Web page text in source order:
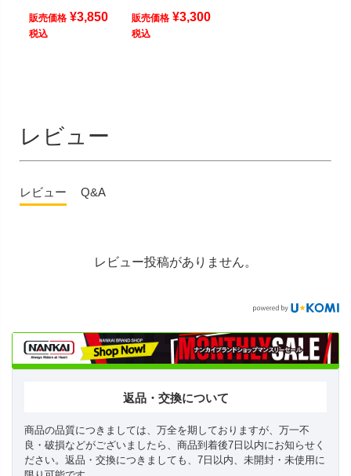
販売価格 ¥3,850
税込
販売価格 ¥3,300
税込
レビュー
レビュー Q&A
レビュー投稿がありません。
返品・交換について
商品の品質につきましては、万全を期しておりますが、万一不
良・破損などがございましたら、商品到着後7日以内にお知らせく
ださい。返品・交換につきましても、7日以内、未開封・未使用に